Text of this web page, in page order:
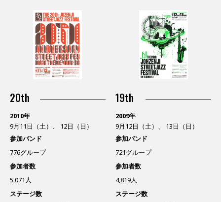
20th
2010年
9月11日（土）、 12日（日）
参加バンド
776グループ
参加者数
5,071人
ステージ数
19th
2009年
9月12日（土）、 13日（日）
参加バンド
721グループ
参加者数
4,819人
ステージ数